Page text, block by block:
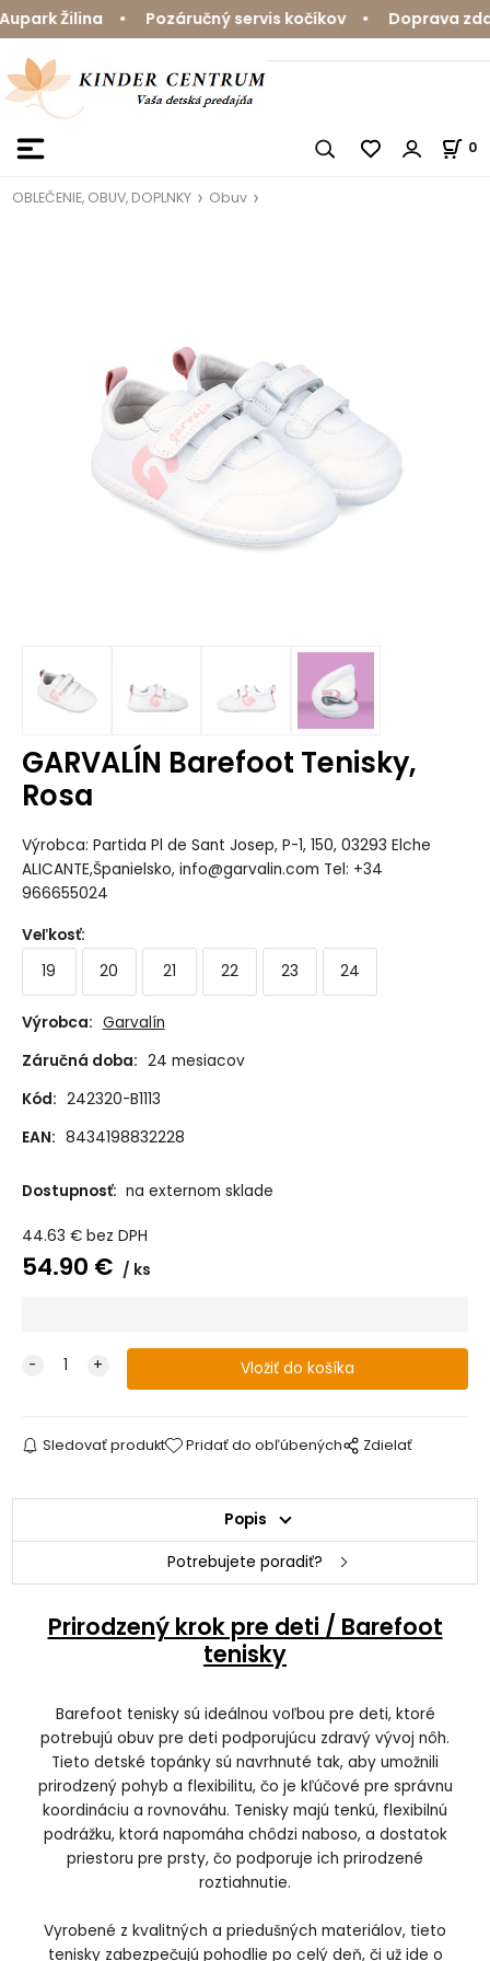
Žilina • Pozáručný servis kočíkov • Doprava
0
OBLEČENIE, OBUV, DOPLNKY Obuv
GARVALÍN Barefoot Tenisky,
Rosa
Výrobca: Partida Pl de Sant Josep, P-1, 150, 03293 Elche
ALICANTE,Španielsko, info@garvalin.com Tel: +34
966655024
Veľkosť:
19
20 21 22 23 24
Výrobca: Garvalín
Záručná doba: 24 mesiacov
Kód: 242320-B1113
EAN: 8434198832228
Dostupnosť: na externom sklade
44.63 € bez DPH
54.90 € ks
Sledovať produkt Pridať do obľúbených Zdielať
Popis
Potrebujete poradiť?
Prirodzený krok pre deti / Barefoot
tenisky
Barefoot tenisky sú ideálnou voľbou pre deti, ktoré
potrebujú obuv pre deti podporujúcu zdravý vývoj nôh.
Tieto detské topánky sú navrhnuté tak, aby umožnili
prirodzený pohyb a flexibilitu, čo je kľúčové pre správnu
koordináciu a rovnováhu. Tenisky majú tenkú, flexibilnú
podrážku, ktorá napomáha chôdzi naboso, a dostatok
priestoru pre prsty, čo podporuje ich prirodzené
roztiahnutie.
Vyrobené z kvalitných a priedušných materiálov, tieto
tenisky zabezpečujú pohodlie po celý deň, či už ide o